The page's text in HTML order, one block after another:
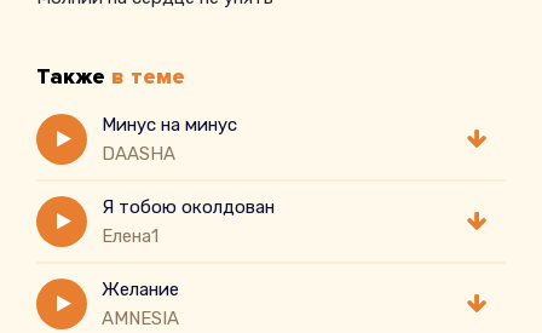
Также в теме
Минус на минус
DAASHA
Я тобою околдован
Елена1
Желание
AMNESIA